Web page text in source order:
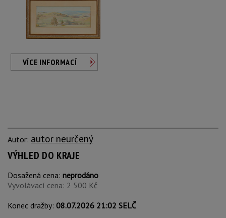
VÍCE INFORMACÍ
Autor: autor neurčený
VÝHLED DO KRAJE
Dosažená cena: neprodáno
Vyvolávací cena: 2 500 Kč
Konec dražby: 08.07.2026 21:02 SELČ